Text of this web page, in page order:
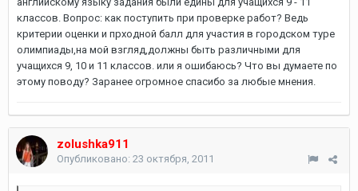
классов. Вопрос: как поступить при проверке работ? Ведь
критерии оценки и прходной балл для участия в городском туре
олимпиады,на мой взгляд,должны быть различными для
учащихся 9, 10 и 11 классов. или я ошибаюсь? Что вы думаете по
этому поводу? Заранее огромное спасибо за любые мнения.
zolushka911
Опубликовано: 23 октября, 2011